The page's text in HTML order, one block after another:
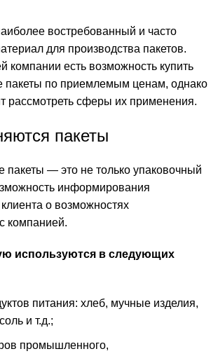
востребованный и часто
для производства пакетов.
компании есть возможность купить
пакеты по приемлемым ценам, однако
рассмотреть сферы их применения.
пакеты
пакеты — это не только упаковочный
информирования
о возможностях
компанией.
используются в следующих
питания: хлеб, мучные изделия,
и т.д.;
промышленного,